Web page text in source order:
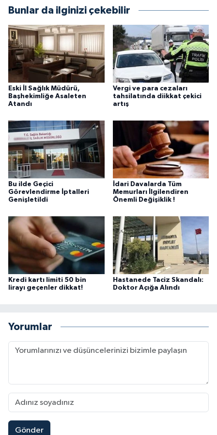
Bunlar da ilginizi çekebilir
Eski İl Sağlık Müdürü,
Başhekimliğe Asaleten
Atandı
Vergi ve para cezaları
tahsilatında diikkat çekici
artış
Bu ilde Geçici
Görevlendirme İptalleri
Genişletildi
İdari Davalarda Tüm
Memurları İlgilendiren
Önemli Değişiklik !
Kredi kartı limiti 50 bin
lirayı geçenler dikkat!
Hastanede Taciz Skandalı:
Doktor Açığa Alındı
Yorumlar
Gönder